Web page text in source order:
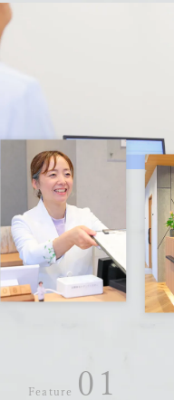
Feature 01